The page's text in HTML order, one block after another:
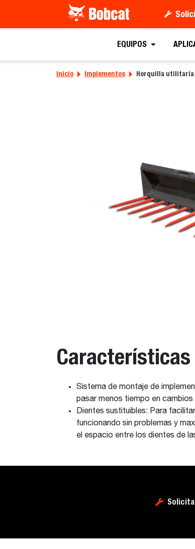
EQUIPOS
Inicio Implementos Horquilla utilitaria
Sistema de montaje de
pasar menos tiempo en
Dientes sustituibles: Para
funcionando sin problemas y
el espacio entre los dientes de